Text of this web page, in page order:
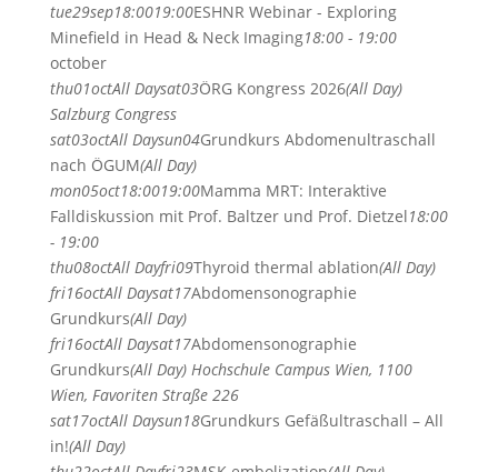
tue29sep18:0019:00ESHNR Webinar - Exploring
Minefield in Head & Neck Imaging18:00 - 19:00
october
thu01octAll Daysat03ÖRG Kongress 2026(All Day)
Salzburg Congress
sat03octAll Daysun04Grundkurs Abdomenultraschall
nach ÖGUM(All Day)
mon05oct18:0019:00Mamma MRT: Interaktive
Falldiskussion mit Prof. Baltzer und Prof. Dietzel18:00
- 19:00
thu08octAll Dayfri09Thyroid thermal ablation(All Day)
fri16octAll Daysat17Abdomensonographie
Grundkurs(All Day)
fri16octAll Daysat17Abdomensonographie
Grundkurs(All Day) Hochschule Campus Wien, 1100
Wien, Favoriten Straße 226
sat17octAll Daysun18Grundkurs Gefäßultraschall – All
in!(All Day)